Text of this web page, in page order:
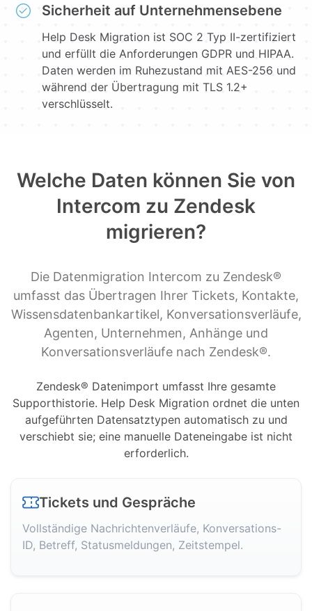
Sicherheit auf Unternehmensebene
Help Desk Migration ist SOC 2 Typ II-zertifiziert
und erfüllt die Anforderungen GDPR und HIPAA.
Daten werden im Ruhezustand mit AES-256 und
während der Übertragung mit TLS 1.2+
verschlüsselt.
Welche Daten können Sie von
Intercom zu Zendesk
migrieren?
Die Datenmigration Intercom zu Zendesk®
umfasst das Übertragen Ihrer Tickets, Kontakte,
Wissensdatenbankartikel, Konversationsverläufe,
Agenten, Unternehmen, Anhänge und
Konversationsverläufe nach Zendesk®.
Zendesk® Datenimport umfasst Ihre gesamte
Supporthistorie. Help Desk Migration ordnet die unten
aufgeführten Datensatztypen automatisch zu und
verschiebt sie; eine manuelle Dateneingabe ist nicht
erforderlich.
Tickets und Gespräche
Vollständige Nachrichtenverläufe, Konversations-
ID, Betreff, Statusmeldungen, Zeitstempel.